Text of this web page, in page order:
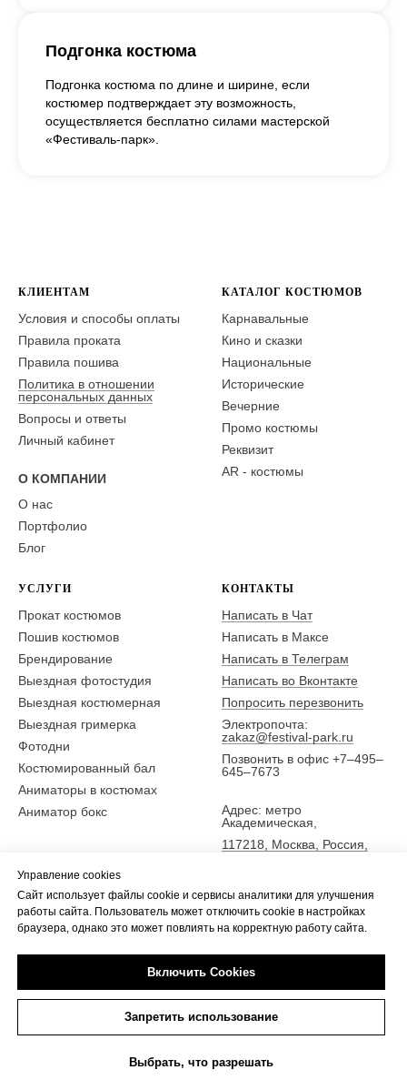
Подгонка костюма
Подгонка костюма по длине и ширине, если
костюмер подтверждает эту возможность,
осуществляется бесплатно силами мастерской
«Фестиваль-парк».
КЛИЕНТАМ
Условия и способы оплаты
Правила проката
Правила пошива
Политика в отношении
персональных данных
Вопросы и ответы
Личный кабинет
О КОМПАНИИ
О нас
Портфолио
Блог
КАТАЛОГ КОСТЮМОВ
Карнавальные
Кино и сказки
Национальные
Исторические
Вечерние
Промо костюмы
Реквизит
AR - костюмы
УСЛУГИ
Прокат костюмов
Пошив костюмов
Брендирование
Выездная фотостудия
Выездная костюмерная
Выездная гримерка
Фотодни
Костюмированный бал
Аниматоры в костюмах
Аниматор бокс
КОНТАКТЫ
Написать в Чат
Написать в Максе
Написать в Телеграм
Написать во Вконтакте
Попросить перезвонить
Электропочта:
zakaz@festival-park.ru
Позвонить в офис +7–495–
645–7673
Адрес: метро
Академическая,
117218, Москва, Россия,
5 эт., офис Фестиваль-парк
Управление cookies
Сайт использует файлы cookie и сервисы аналитики для улучшения
работы сайта. Пользователь может отключить cookie в настройках
браузера, однако это может повлиять на корректную работу сайта.
Включить Cookies
Запретить использование
Выбрать, что разрешать